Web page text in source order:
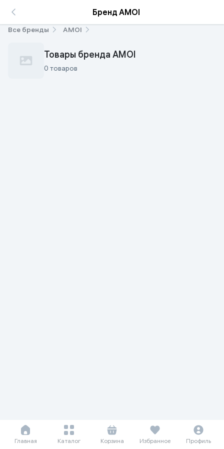
Бренд AMOI
Все бренды AMOI
Товары бренда AMOI
0 товаров
Главная Каталог Корзина Избранное Профиль